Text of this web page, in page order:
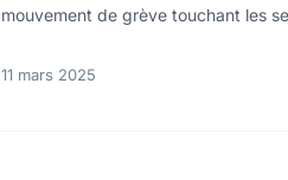
mouvement de grève touchant les
11 mars 2025